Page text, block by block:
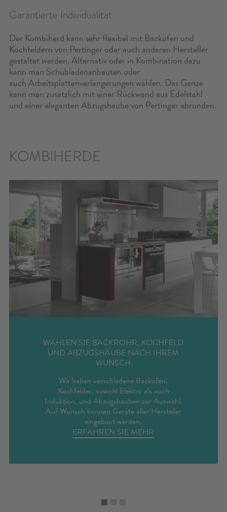
KONTAKT
KONFIGURATOR
RESERVIERTER BEREICH
SUCHE
Garantierte Individualität
Der Kombiherd kann sehr flexibel mit Backöfen und
Kochfeldern von Pertinger oder auch anderen Hersteller
gestaltet werden. Alternativ oder in Kombination dazu
kann man Schubladenanbauten oder
auch Arbeitsplattenverlängerungen wählen. Das Ganze
kann man zusätzlich mit einer Rückwand aus Edelstahl
und einer eleganten Abzugshaube von Pertinger abrunden.
KOMBIHERDE
VERVOLLSTÄNDIGEN SIE IHREN
KOMBIHERD MIT MÖBELN AUS
EDELSTAHL
Um ein homogenes Bild in der Küche zu
schaffen, bieten wir Ihnen auch Anbaumöbel
aus Edelstahl an.
ERFAHREN SIE MEHR